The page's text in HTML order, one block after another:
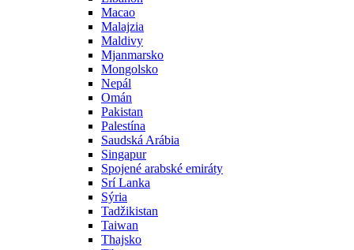
Macao
Malajzia
Maldivy
Mjanmarsko
Mongolsko
Nepál
Omán
Pakistan
Palestína
Saudská Arábia
Singapur
Spojené arabské emiráty
Srí Lanka
Sýria
Tadžikistan
Taiwan
Thajsko